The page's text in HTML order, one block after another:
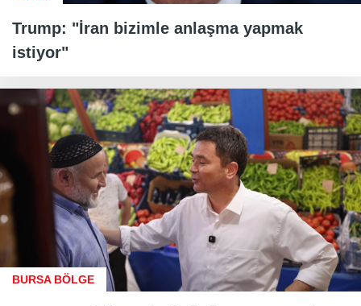
Trump: "İran bizimle anlaşma yapmak
istiyor"
BURSA BÖLGE